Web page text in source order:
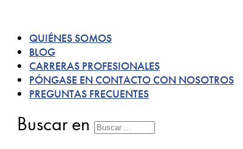
QUIÉNES SOMOS
BLOG
CARRERAS PROFESIONALES
PÓNGASE EN CONTACTO CON NOSOTROS
PREGUNTAS FRECUENTES
Buscar en